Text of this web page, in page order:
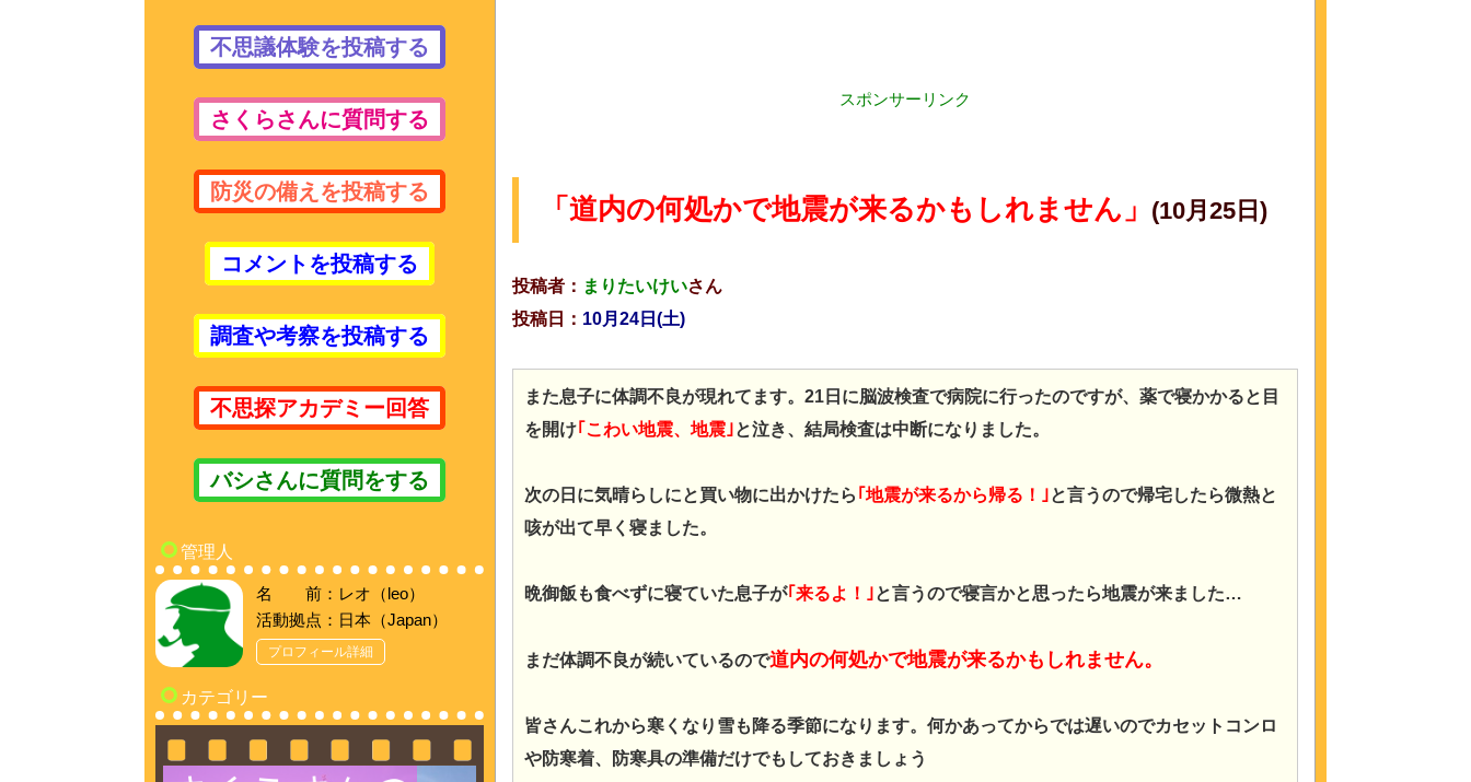
スポンサーリンク
「道内の何処かで地震が来るかもしれません」 (10月25日)
投稿者： まりたいけいさん
投稿日： 10月24日(土)
また息子に体調不良が現れてます。21日に脳波検査で病院に行ったのですが、薬で寝かかると目
を開け｢こわい地震、地震｣ と泣き、結局検査は中断になりました。
次の日に気晴らしにと買い物に出かけたら ｢地震が来るから帰る！｣ と言うので帰宅したら微熱と
咳が出て早く寝ました。
晩御飯も食べずに寝ていた息子が｢来るよ！｣ と言うので寝言かと思ったら地震が来ました…
まだ体調不良が続いているので道内の何処かで地震が来るかもしれません。
皆さんこれから寒くなり雪も降る季節になります。何かあってからでは遅いのでカセットコンロ
や防寒着、防寒具の準備だけでもしておきましょう
不思議体験を投稿する
さくらさんに質問する
防災の備えを投稿する
コメントを投稿する
調査や考察を投稿する
不思探アカデミー回答
バシさんに質問をする
管理人
名 前：レオ（leo）
活動拠点：日本（Japan）
プロフィール詳細
カテゴリー